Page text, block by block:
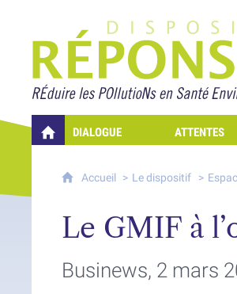
QUELLES RÉPONSES À MES
DIALOGUE ATTENTES
Accueil Le dispositif
Le GMIF à
Businews, 2 mars